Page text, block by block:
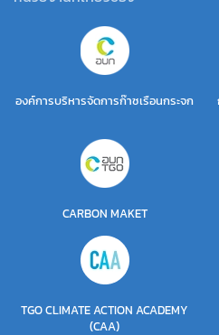
องค์การบริหารจัดการก๊าซเรือนกระจก
CARBON MAKET
TGO CLIMATE ACTION ACADEMY
(CAA)